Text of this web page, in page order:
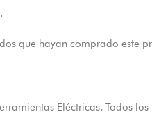
que hayan comprado este
Eléctricas, Todos